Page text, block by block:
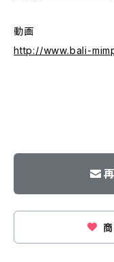
動画
http://www.bali-